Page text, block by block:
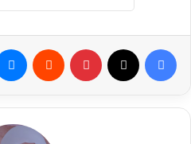
فيسبوك بينتيريست